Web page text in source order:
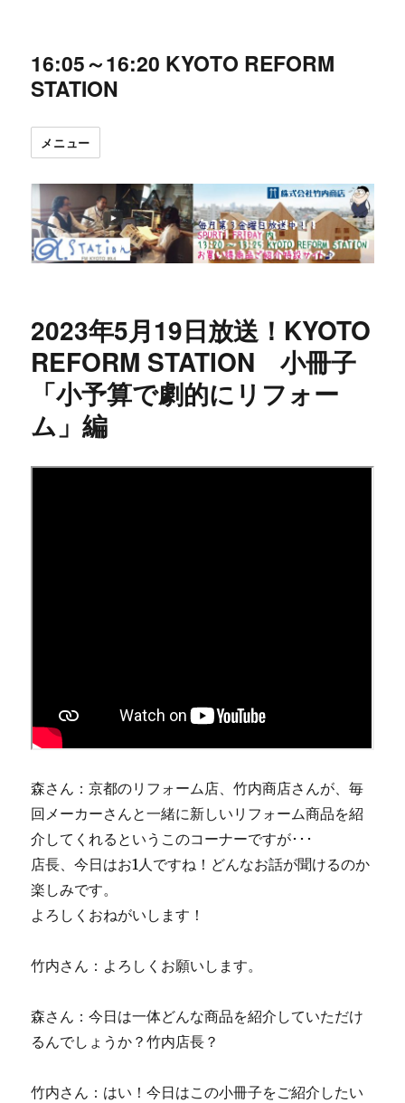
16:05～16:20 KYOTO REFORM
STATION
メニュー
2023年5月19日放送！KYOTO
REFORM STATION 小冊子
「小予算で劇的にリフォー
ム」編
森さん：京都のリフォーム店、竹内商店さんが、毎
回メーカーさんと一緒に新しいリフォーム商品を紹
介してくれるというこのコーナーですが･･･
店長、今日はお1人ですね！どんなお話が聞けるのか
楽しみです。
よろしくおねがいします！
竹内さん：よろしくお願いします。
森さん：今日は一体どんな商品を紹介していただけ
るんでしょうか？竹内店長？
竹内さん：はい！今日はこの小冊子をご紹介したい